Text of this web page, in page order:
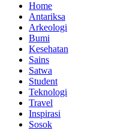
Home
Antariksa
Arkeologi
Bumi
Kesehatan
Sains
Satwa
Student
Teknologi
Travel
Inspirasi
Sosok